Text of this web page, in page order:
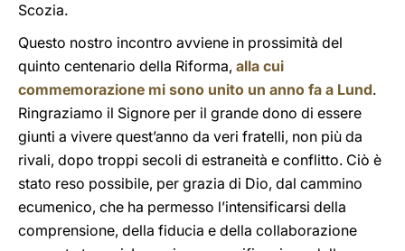
Scozia.
Questo nostro incontro avviene in prossimità del
quinto centenario della Riforma, alla cui
commemorazione mi sono unito un anno fa a Lund.
Ringraziamo il Signore per il grande dono di essere
giunti a vivere quest’anno da veri fratelli, non più da
rivali, dopo troppi secoli di estraneità e conflitto. Ciò è
stato reso possibile, per grazia di Dio, dal cammino
ecumenico, che ha permesso l’intensificarsi della
comprensione, della fiducia e della collaborazione